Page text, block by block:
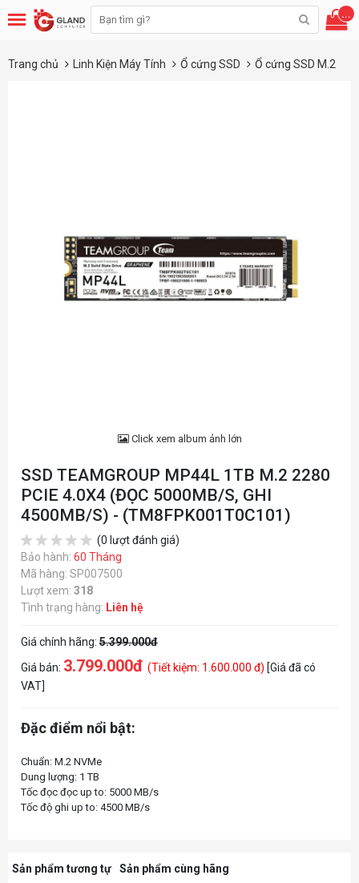
...
Trang chủ Linh Kiện Máy Tính Ổ cứng SSD Ổ cứng SSD M.2
Click xem album ảnh lớn
SSD TEAMGROUP MP44L 1TB M.2 2280
PCIE 4.0X4 (ĐỌC 5000MB/S, GHI
4500MB/S) - (TM8FPK001T0C101)
(0 lượt đánh giá)
Bảo hành: 60 Tháng
Mã hàng: SP007500
Lượt xem: 318
Tình trạng hàng: Liên hệ
Giá chính hãng: 5.399.000đ
Giá bán: 3.799.000đ (Tiết kiệm: 1.600.000 đ) [Giá đã có
VAT]
Đặc điểm nổi bật:
Chuẩn: M.2 NVMe
Dung lượng: 1 TB
Tốc đọc đọc up to: 5000 MB/s
Sản phẩm tương tự Sản phẩm cùng hãng